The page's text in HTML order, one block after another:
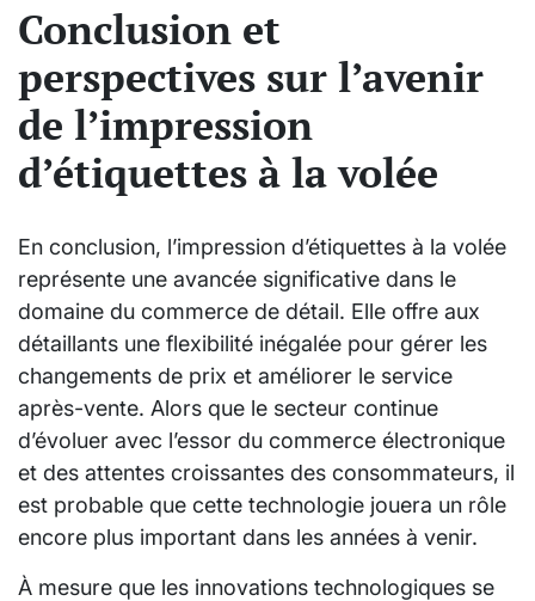
Conclusion et
perspectives sur l’avenir
de l’impression
d’étiquettes à la volée
En conclusion, l’impression d’étiquettes à la volée
représente une avancée significative dans le
domaine du commerce de détail. Elle offre aux
détaillants une flexibilité inégalée pour gérer les
changements de prix et améliorer le service
après-vente. Alors que le secteur continue
d’évoluer avec l’essor du commerce électronique
et des attentes croissantes des consommateurs, il
est probable que cette technologie jouera un rôle
encore plus important dans les années à venir.
À mesure que les innovations technologiques se